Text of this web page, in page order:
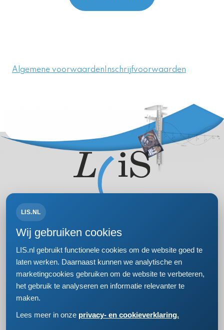
Algemene voorwaarden Inschrijfvoorwaarden
Volg ons op:
Bezoek- en postadres
Einsteinweg 61
2333 CC Leiden
+31 (0)71 5681168
LIS.NL
Wij gebruiken cookies
LIS.nl gebruikt functionele cookies om de website goed te
laten werken. Daarnaast kunnen we analytische en
marketingcookies gebruiken om de website te verbeteren,
het gebruik te analyseren en informatie relevanter te
maken.
Lees meer in onze privacy- en cookieverklaring.